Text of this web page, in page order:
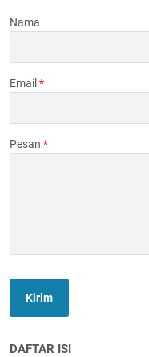
Nama
Email *
Pesan *
DAFTAR ISI